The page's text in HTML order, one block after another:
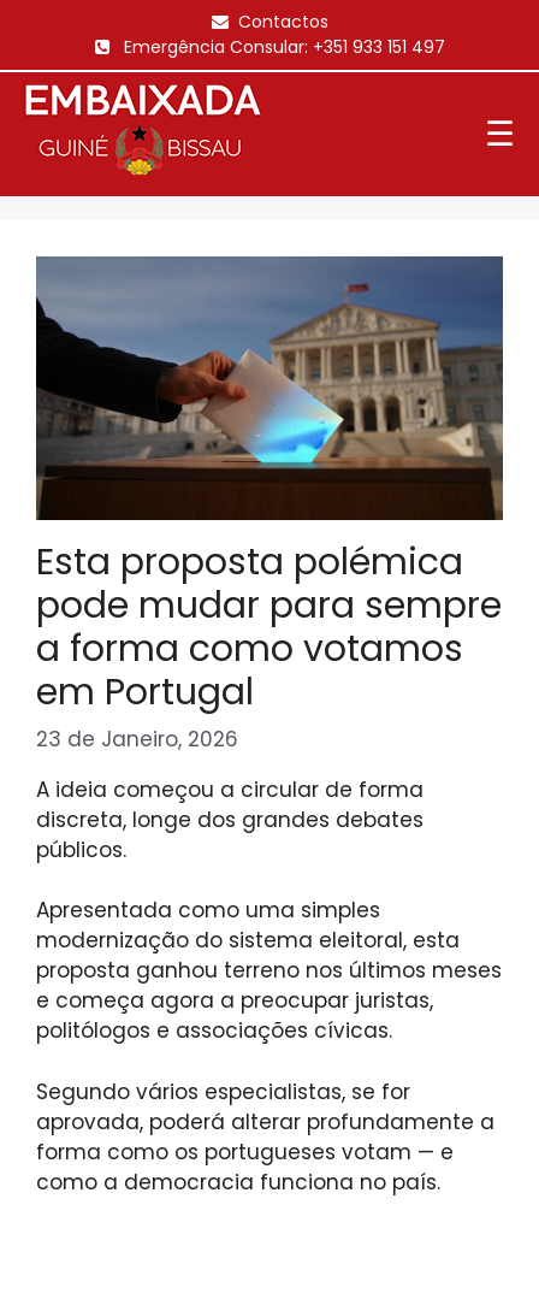
o
conteúdo
Contactos
Emergência Consular: +351 933 151 497
☰
Esta proposta polémica
pode mudar para sempre
a forma como votamos
em Portugal
23 de Janeiro, 2026
A ideia começou a circular de forma
discreta, longe dos grandes debates
públicos.
Apresentada como uma simples
modernização do sistema eleitoral, esta
proposta ganhou terreno nos últimos meses
e começa agora a preocupar juristas,
politólogos e associações cívicas.
Segundo vários especialistas, se for
aprovada, poderá alterar profundamente a
forma como os portugueses votam — e
como a democracia funciona no país.